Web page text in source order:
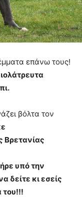
επάνω τους!
βόλτα τον
Βρετανίας
υπό την
δείτε κι εσείς
του!!!